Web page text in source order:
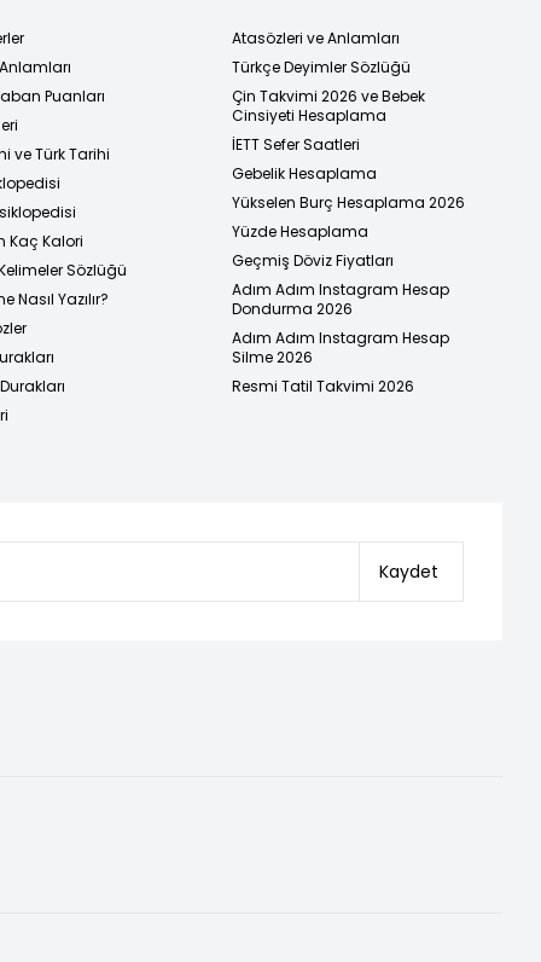
Puanları
ve Türk Tarihi
Kaç Kalori
Sözlüğü
Nasıl Yazılır?
Atasözleri ve Anlamları
Türkçe Deyimler Sözlüğü
Çin Takvimi 2026 ve Bebek
Cinsiyeti Hesaplama
İETT Sefer Saatleri
Gebelik Hesaplama
Yükselen Burç Hesaplama 2026
Yüzde Hesaplama
Geçmiş Döviz Fiyatları
Adım Adım Instagram Hesap
Dondurma 2026
Adım Adım Instagram Hesap
Silme 2026
Resmi Tatil Takvimi 2026
Kaydet